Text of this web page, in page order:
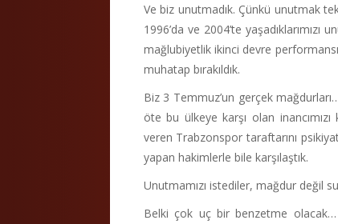
Ve biz unutmadık. Çünkü unutmak
1996’da ve 2004’te
mağlubiyetlik ikinci devre
muhatap bırakıldık.
Biz 3 Temmuz’un gerçek
öte bu ülkeye karşı olan
veren Trabzonspor taraftarını
yapan hakimlerle bile karşılaştık.
Unutmamızı istediler, mağdur değil
Belki çok uç bir benzetme olacak…